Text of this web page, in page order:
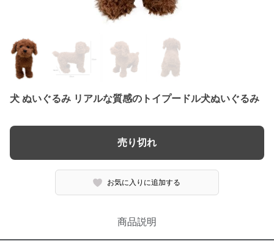
犬 ぬいぐるみ リアルな質感のトイプードル犬ぬいぐるみ
売り切れ
お気に入りに追加する
商品説明